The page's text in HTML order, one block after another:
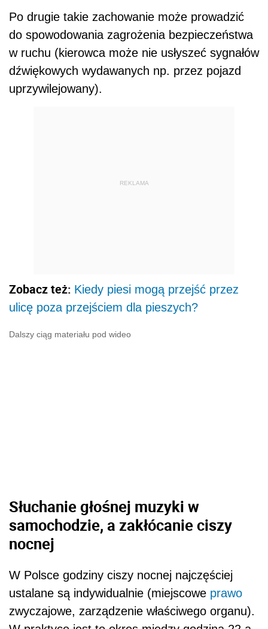
Po drugie takie zachowanie może prowadzić
do spowodowania zagrożenia bezpieczeństwa
w ruchu (kierowca może nie usłyszeć sygnałów
dźwiękowych wydawanych np. przez pojazd
uprzywilejowany).
REKLAMA
Zobacz też: Kiedy piesi mogą przejść przez
ulicę poza przejściem dla pieszych?
Dalszy ciąg materiału pod wideo
Słuchanie głośnej muzyki w
samochodzie, a zakłócanie ciszy
nocnej
W Polsce godziny ciszy nocnej najczęściej
ustalane są indywidualnie (miejscowe prawo
zwyczajowe, zarządzenie właściwego organu).